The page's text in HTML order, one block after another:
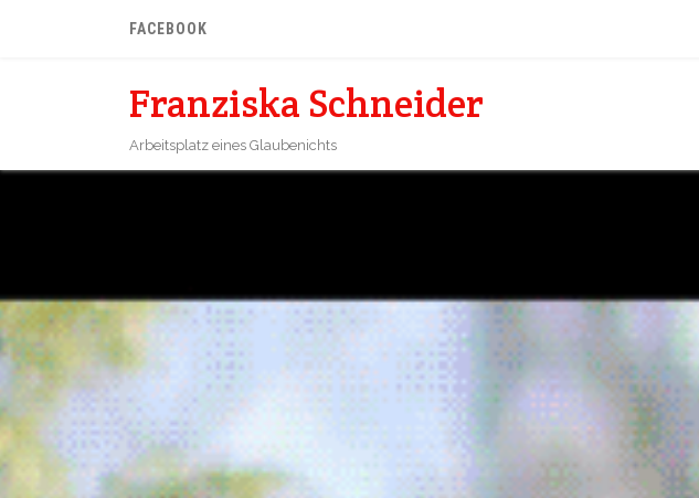
FACEBOOK
Franziska Schneider
Arbeitsplatz eines Glaubenichts